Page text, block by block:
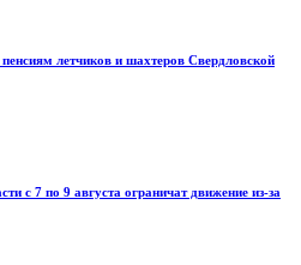
летчиков и шахтеров Свердловской
с 7 по 9 августа ограничат движение из-за